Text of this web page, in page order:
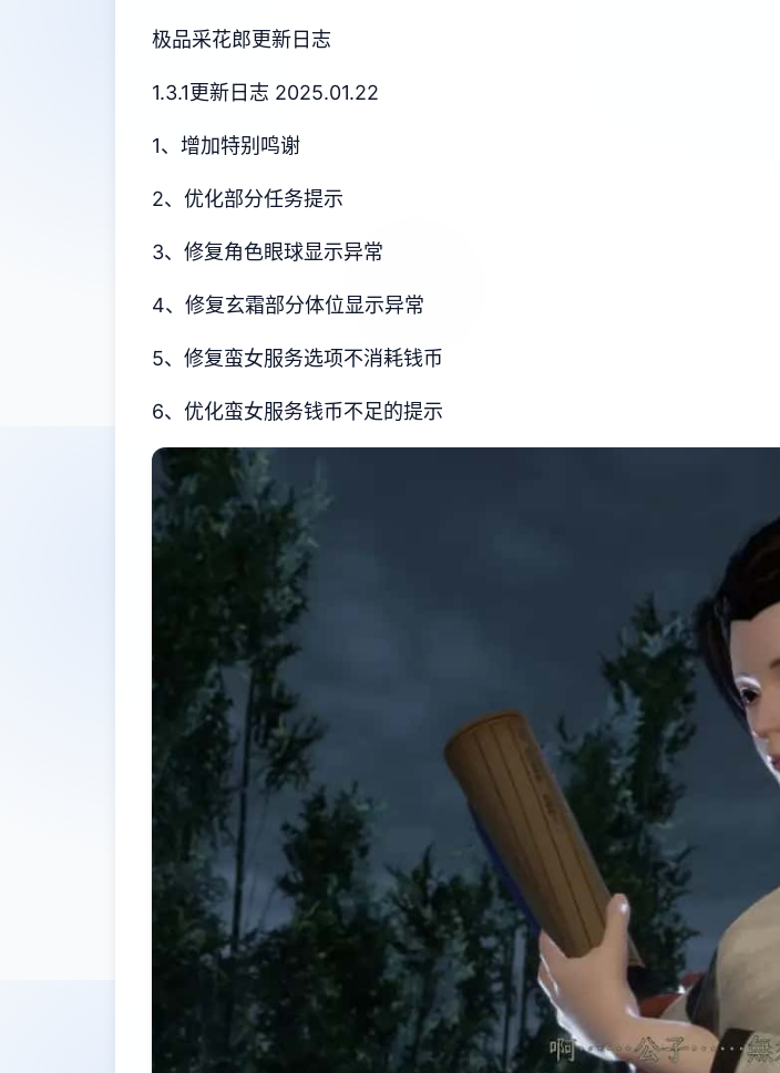
极品采花郎更新日志
1.3.1更新日志 2025.01.22
1、增加特别鸣谢
2、优化部分任务提示
3、修复角色眼球显示异常
4、修复玄霜部分体位显示异常
5、修复蛮女服务选项不消耗钱币
6、优化蛮女服务钱币不足的提示